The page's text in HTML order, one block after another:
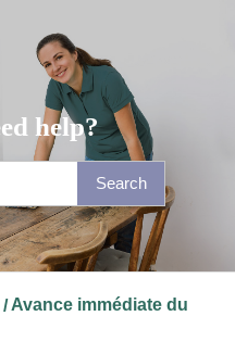
help?
Search
Avance immédiate du